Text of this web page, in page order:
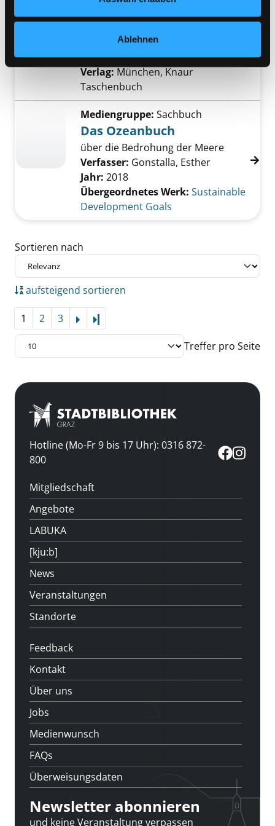
Ablehnen
Goris, EvaSuche nach diesem Verfasser
Jahr:2009
Verlag:München, Knaur
Taschenbuch
Mediengruppe: Sachbuch
Das Ozeanbuch
über die Bedrohung der Meere
Verfasser: Gonstalla, Esther
Jahr: 2018
Übergeordnetes Werk: Sustainable
Development Goals
Zu den Suchfiltern springen
Sortieren nach
aufsteigend sortieren
1 2 3
Treffer pro Seite
Hotline (Mo-Fr 9 bis 17 Uhr): 0316 872-
800
Mitgliedschaft
Angebote
LABUKA
[kju:b]
News
Veranstaltungen
Standorte
Feedback
Kontakt
Über uns
Jobs
Medienwunsch
FAQs
Überweisungsdaten
Newsletter abonnieren
und keine Veranstaltung verpassen